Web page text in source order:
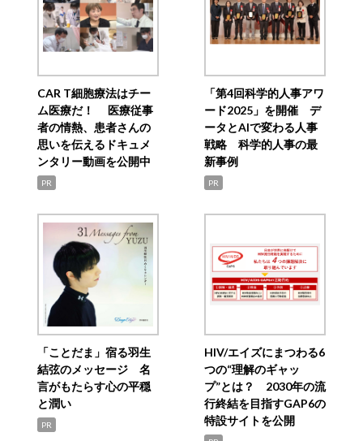
CAR T細胞療法はチー
ム医療だ！ 医療従事
者の情熱、患者さんの
思いを伝えるドキュメ
ンタリー動画を公開中
PR
「第4回科学的人事アワ
ード2025」を開催 デ
ータとAIで変わる人事
戦略 科学的人事の最
新事例
PR
「ことだま」宿る羽生
結弦のメッセージ 名
言がもたらす心の平穏
と潤い
PR
HIV/エイズにまつわる6
つの“理解のギャッ
プ”とは？ 2030年の流
行終結を目指すGAP6の
特設サイトを公開